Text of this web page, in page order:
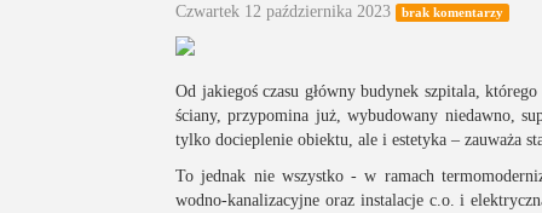
Czwartek 12 października 2023 brak komentarzy
Od jakiegoś czasu główny budynek szpitala,
ściany, przypomina już, wybudowany niedawno,
tylko docieplenie obiektu, ale i estetyka – zauważa
To jednak nie wszystko - w ramach
wodno-kanalizacyjne oraz instalacje c.o. i